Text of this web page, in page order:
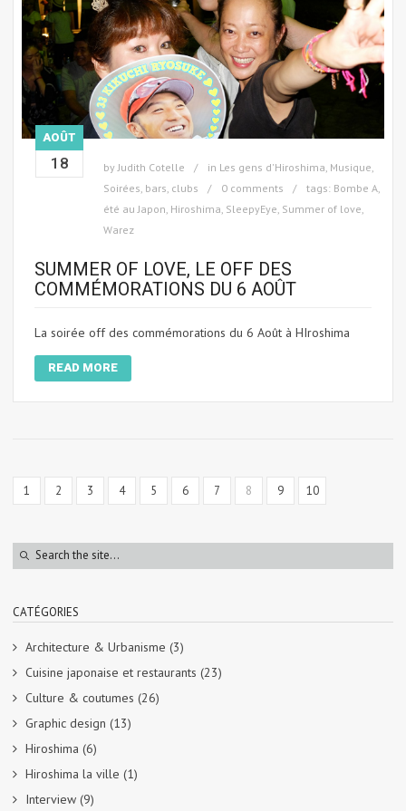
AOÛT
18 by Judith Cotelle in Les gens d'Hiroshima Musique
Soirées, bars, clubs
0 comments tags: Bombe A
été au Japon Hiroshima SleepyEye Summer of love
Warez
SUMMER OF LOVE, LE OFF DES
COMMÉMORATIONS DU 6 AOÛT
La soirée off des commémorations du 6 Août à HIroshima
READ MORE
1 2 3 4 5 6 7 8 9 10
CATÉGORIES
Architecture & Urbanisme (3)
Cuisine japonaise et restaurants (23)
Culture & coutumes (26)
Graphic design (13)
Hiroshima (6)
Hiroshima la ville (1)
Interview (9)